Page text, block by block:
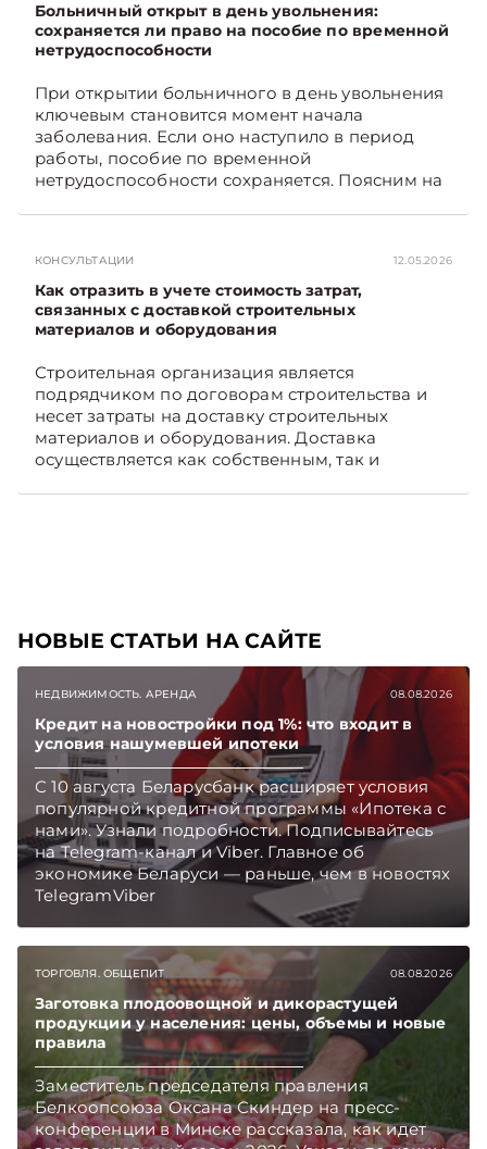
мест общего пользования, в частности –
контрольно-­пропускного пункта? Рассмотрим
порядок их распределения. Подписывайтесь
экономике Беларуси — раньше, чем в новостях
TelegramViber
Больничный открыт в день увольнения:
сохраняется ли право на пособие по временной
нетрудоспособности
При открытии больничного в день увольнения
ключевым становится момент начала
заболевания. Если оно наступило в период
работы, пособие по временной
нетрудоспособности сохраняется. Поясним на
КОНСУЛЬТАЦИИ 12.05.2026
Как отразить в учете стоимость затрат,
связанных с доставкой строительных
материалов и оборудования
Строительная организация является
подрядчиком по договорам строительства и
несет затраты на доставку строительных
материалов и оборудования. Доставка
осуществляется как собственным, так и
НОВЫЕ СТАТЬИ НА САЙТЕ
НЕДВИЖИМОСТЬ. АРЕНДА 08.08.2026
Кредит на новостройки под 1%: что входит в
условия нашумевшей ипотеки
С 10 августа Беларусбанк расширяет условия
популярной кредитной программы «Ипотека с
нами». Узнали подробности. Подписывайтесь
на Telegram‑канал и Viber. Главное об
экономике Беларуси — раньше, чем в новостях
TelegramViber
ТОРГОВЛЯ. ОБЩЕПИТ 08.08.2026
Заготовка плодоовощной и дикорастущей
продукции у населения: цены, объемы и новые
правила
Заместитель председателя правления
Белкоопсоюза Оксана Скиндер на пресс-
конференции в Минске рассказала, как идет